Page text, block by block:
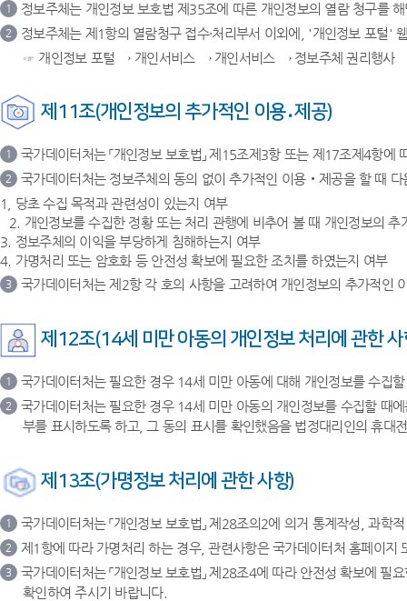
1 정보주체는 개인정보 보호법 제35조에 따른 개인정보의 열람 청구를
2
정보주체는 제1항의 열람청구 접수·처리부서 이외에, '개인정보 포털
☞ 개인정보 포털 → 개인서비스 → 개인서비스 → 정보주체 권리행사
제11조(개인정보의 추가적인 이용․제공)
1 국가데이터처는 「개인정보 보호법」 제15조제3항 또는 제17조제4항
2
국가데이터처는 정보주체의 동의 없이 추가적인 이용‧제공을 할 때
1, 당초 수집 목적과 관련성이 있는지 여부
2. 개인정보를 수집한 정황 또는 처리 관행에 비추어 볼 때 개인정보의
3. 정보주체의 이익을 부당하게 침해하는지 여부
4. 가명처리 또는 암호화 등 안전성 확보에 필요한 조치를 하였는지 여부
3 국가데이터처는 제2항 각 호의 사항을 고려하여 개인정보의 추가적인
제12조(14세 미만 아동의 개인정보 처리에 관한 사
1 국가데이터처는 필요한 경우 14세 미만 아동에 대해 개인정보를 수집
2
국가데이터처는 필요한 경우 14세 미만 아동의 개인정보를 수집할 때
부를 표시하도록 하고, 그 동의 표시를 확인했음을 법정대리인의 휴대
제13조(가명정보 처리에 관한 사항)
1 국가데이터처는 「개인정보 보호법」 제28조의2에 의거 통계작성, 과
2 제1항에 따라 가명처리 하는 경우, 관련사항은 국가데이터처 홈페이
3
국가데이터처는 「개인정보 보호법」 제28조4에 따라 안전성 확보에
확인하여 주시기 바랍니다.